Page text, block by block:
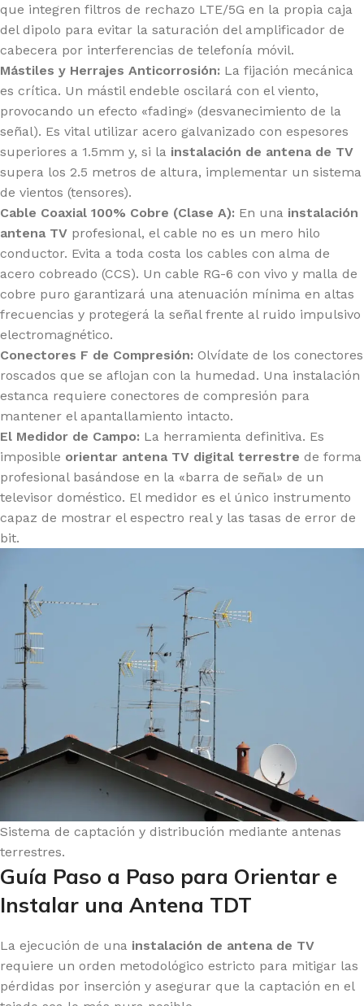
que integren filtros de rechazo LTE/5G en la propia caja
del dipolo para evitar la saturación del amplificador de
cabecera por interferencias de telefonía móvil.
Mástiles y Herrajes Anticorrosión: La fijación mecánica
es crítica. Un mástil endeble oscilará con el viento,
provocando un efecto «fading» (desvanecimiento de la
señal). Es vital utilizar acero galvanizado con espesores
superiores a 1.5mm y, si la instalación de antena de TV
supera los 2.5 metros de altura, implementar un sistema
de vientos (tensores).
Cable Coaxial 100% Cobre (Clase A): En una instalación
antena TV profesional, el cable no es un mero hilo
conductor. Evita a toda costa los cables con alma de
acero cobreado (CCS). Un cable RG-6 con vivo y malla de
cobre puro garantizará una atenuación mínima en altas
frecuencias y protegerá la señal frente al ruido impulsivo
electromagnético.
Conectores F de Compresión: Olvídate de los conectores
roscados que se aflojan con la humedad. Una instalación
estanca requiere conectores de compresión para
mantener el apantallamiento intacto.
El Medidor de Campo: La herramienta definitiva. Es
imposible orientar antena TV digital terrestre de forma
profesional basándose en la «barra de señal» de un
televisor doméstico. El medidor es el único instrumento
capaz de mostrar el espectro real y las tasas de error de
bit.
Sistema de captación y distribución mediante antenas
terrestres.
Guía Paso a Paso para Orientar e
Instalar una Antena TDT
La ejecución de una instalación de antena de TV
requiere un orden metodológico estricto para mitigar las
pérdidas por inserción y asegurar que la captación en el